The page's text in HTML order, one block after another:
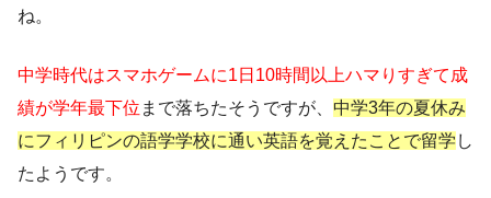
ね。
中学時代はスマホゲームに1日10時間以上ハマりすぎて成
績が学年最下位 まで落ちたそうですが、 中学3年の夏休み
にフィリピンの語学学校に通い英語を覚えたことで留学 し
たようです。